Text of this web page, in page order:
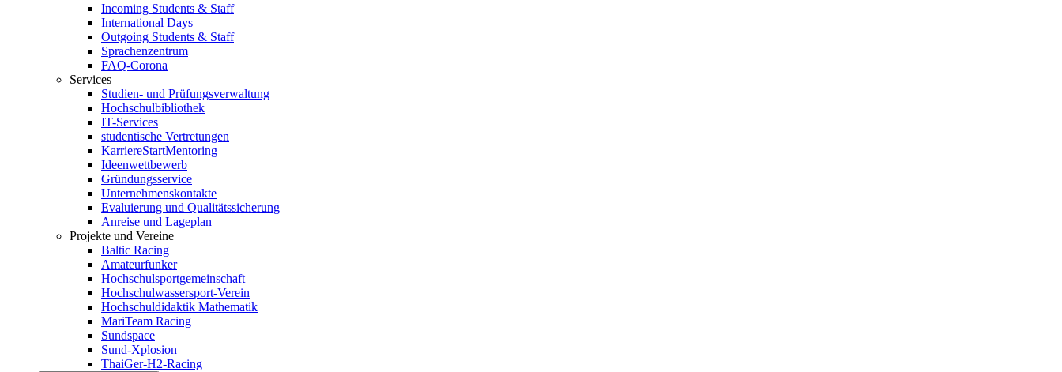
Incoming Students & Staff
International Days
Outgoing Students & Staff
Sprachenzentrum
FAQ-Corona
Services
Studien- und Prüfungsverwaltung
Hochschulbibliothek
IT-Services
studentische Vertretungen
KarriereStartMentoring
Ideenwettbewerb
Gründungsservice
Unternehmenskontakte
Evaluierung und Qualitätssicherung
Anreise und Lageplan
Projekte und Vereine
Baltic Racing
Amateurfunker
Hochschulsportgemeinschaft
Hochschulwassersport-Verein
Hochschuldidaktik Mathematik
MariTeam Racing
Sundspace
Sund-Xplosion
ThaiGer-H2-Racing